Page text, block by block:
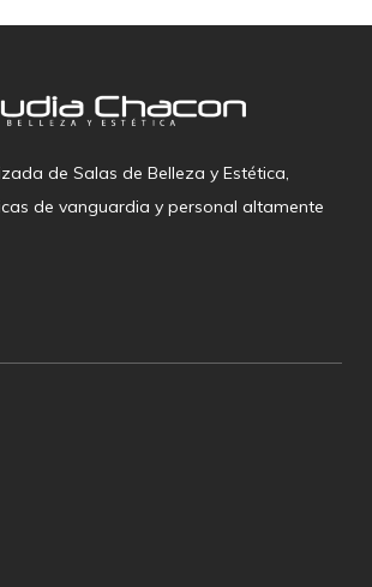
de Salas de Belleza y Estética,
de vanguardia y personal altamente